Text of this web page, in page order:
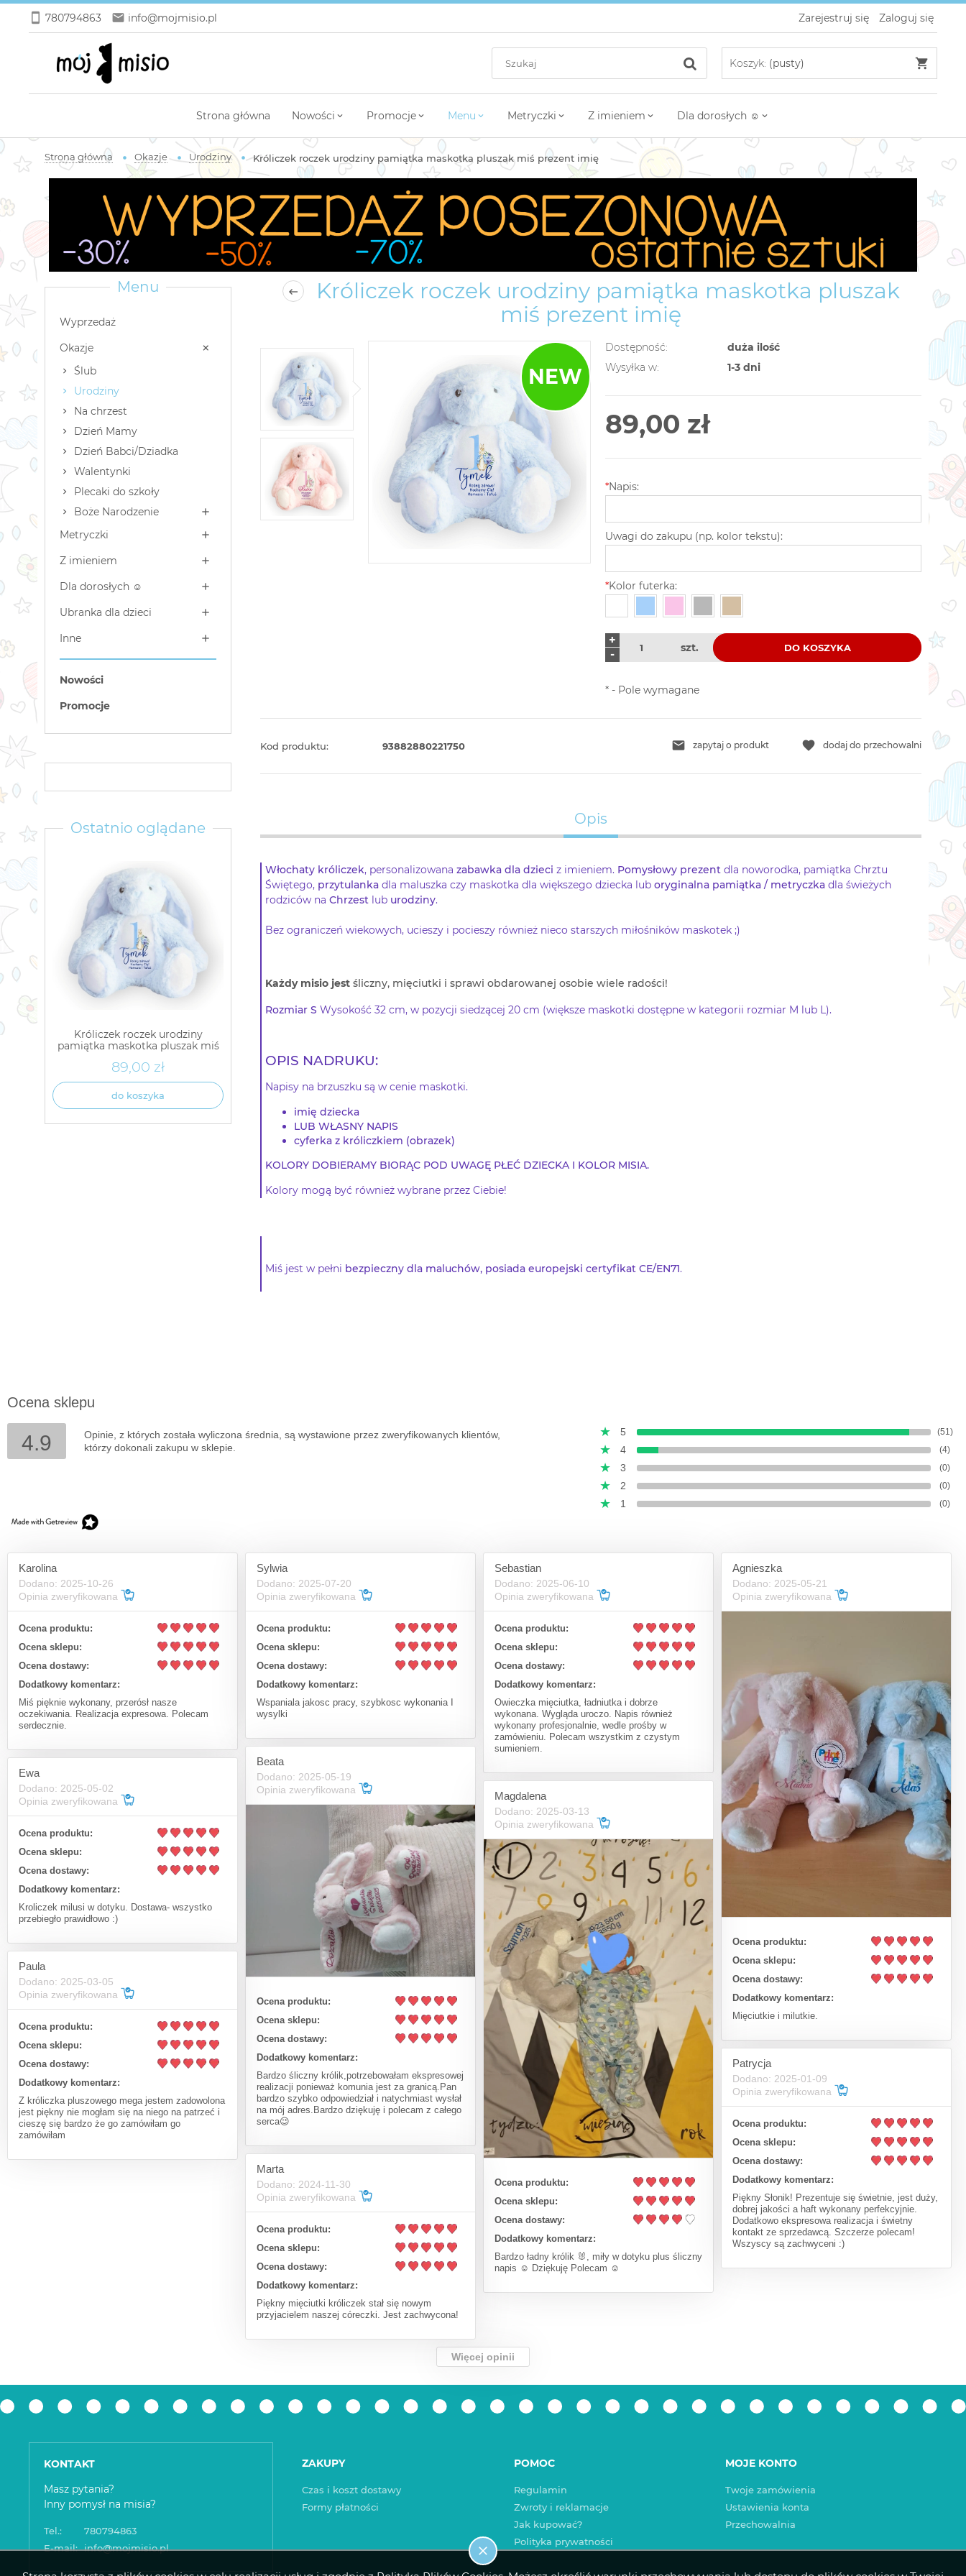
780794863 info@mojmisio.pl Zarejestruj się Zaloguj się
Koszyk: (pusty)
Strona główna Nowości Promocje Menu Metryczki Z imieniem Dla dorosłych ☺
Strona główna Okazje Urodziny Króliczek roczek urodziny pamiątka maskotka pluszak miś prezent imię
Menu
Wyprzedaż
Okazje
Ślub
Urodziny
Na chrzest
Dzień Mamy
Dzień Babci/Dziadka
Walentynki
Plecaki do szkoły
Boże Narodzenie
Metryczki
Z imieniem
Dla dorosłych ☺
Ubranka dla dzieci
Inne
Nowości
Promocje
Ostatnio oglądane
Króliczek roczek urodziny
pamiątka maskotka pluszak miś
89,00 zł
do koszyka
Króliczek roczek urodziny pamiątka maskotka pluszak
miś prezent imię
Dostępność:
duża ilość
Wysyłka w:
1-3 dni
89,00 zł
*Napis:
Uwagi do zakupu (np. kolor tekstu):
*Kolor futerka:
-
+
szt. DO KOSZYKA
* - Pole wymagane
Kod produktu: 93882880221750 zapytaj o produkt dodaj do przechowalni
Opis
Włochaty króliczek, personalizowana zabawka dla dzieci z imieniem. Pomysłowy prezent dla noworodka, pamiątka Chrztu
Świętego, przytulanka dla maluszka czy maskotka dla większego dziecka lub oryginalna pamiątka / metryczka dla świeżych
rodziców na Chrzest lub urodziny.
Bez ograniczeń wiekowych, ucieszy i pocieszy również nieco starszych miłośników maskotek ;)
Każdy misio jest śliczny, mięciutki i sprawi obdarowanej osobie wiele radości!
Rozmiar S Wysokość 32 cm, w pozycji siedzącej 20 cm (większe maskotki dostępne w kategorii rozmiar M lub L).
OPIS NADRUKU:
Napisy na brzuszku są w cenie maskotki.
imię dziecka
LUB WŁASNY NAPIS
cyferka z króliczkiem (obrazek)
KOLORY DOBIERAMY BIORĄC POD UWAGĘ PŁEĆ DZIECKA I KOLOR MISIA.
Kolory mogą być również wybrane przez Ciebie!
Miś jest w pełni bezpieczny dla maluchów, posiada europejski certyfikat CE/EN71.
Ocena sklepu
4.9
Opinie, z których została wyliczona średnia, są wystawione przez zweryfikowanych klientów,
którzy dokonali zakupu w sklepie.
5 (51)
4 (4)
3 (0)
2 (0)
1 (0)
Karolina
Dodano: 2025-10-26
Opinia zweryfikowana
Ocena produktu:
Ocena sklepu:
Ocena dostawy:
Dodatkowy komentarz:
Miś pięknie wykonany, przerósł nasze
oczekiwania. Realizacja expresowa. Polecam
serdecznie.
Sylwia
Dodano: 2025-07-20
Opinia zweryfikowana
Ocena produktu:
Ocena sklepu:
Ocena dostawy:
Dodatkowy komentarz:
Wspaniala jakosc pracy, szybkosc wykonania I
wysylki
Sebastian
Dodano: 2025-06-10
Opinia zweryfikowana
Ocena produktu:
Ocena sklepu:
Ocena dostawy:
Dodatkowy komentarz:
Owieczka mięciutka, ładniutka i dobrze
wykonana. Wygląda uroczo. Napis również
wykonany profesjonalnie, wedle prośby w
zamówieniu. Polecam wszystkim z czystym
sumieniem.
Agnieszka
Dodano: 2025-05-21
Opinia zweryfikowana
Ocena produktu:
Ocena sklepu:
Ocena dostawy:
Dodatkowy komentarz:
Mięciutkie i milutkie.
Beata
Dodano: 2025-05-19
Opinia zweryfikowana
Ocena produktu:
Ocena sklepu:
Ocena dostawy:
Dodatkowy komentarz:
Bardzo śliczny królik,potrzebowałam ekspresowej
realizacji ponieważ komunia jest za granicą.Pan
bardzo szybko odpowiedział i natychmiast wysłał
na mój adres.Bardzo dziękuję i polecam z całego
serca😉
Ewa
Dodano: 2025-05-02
Opinia zweryfikowana
Ocena produktu:
Ocena sklepu:
Ocena dostawy:
Dodatkowy komentarz:
Kroliczek milusi w dotyku. Dostawa- wszystko
przebiegło prawidłowo :)
Magdalena
Dodano: 2025-03-13
Opinia zweryfikowana
Ocena produktu:
Ocena sklepu:
Ocena dostawy:
Dodatkowy komentarz:
Bardzo ładny królik 🐰, miły w dotyku plus śliczny
napis ☺️ Dziękuję Polecam ☺️
Paula
Dodano: 2025-03-05
Opinia zweryfikowana
Ocena produktu:
Ocena sklepu:
Ocena dostawy:
Dodatkowy komentarz:
Z króliczka pluszowego mega jestem zadowolona
jest piękny nie mogłam się na niego na patrzeć i
cieszę się bardzo że go zamówiłam go
zamówiłam
Patrycja
Dodano: 2025-01-09
Opinia zweryfikowana
Ocena produktu:
Ocena sklepu:
Ocena dostawy:
Dodatkowy komentarz:
Piękny Słonik! Prezentuje się świetnie, jest duży,
dobrej jakości a haft wykonany perfekcyjnie.
Dodatkowo ekspresowa realizacja i świetny
kontakt ze sprzedawcą. Szczerze polecam!
Wszyscy są zachwyceni :)
Marta
Dodano: 2024-11-30
Opinia zweryfikowana
Ocena produktu:
Ocena sklepu:
Ocena dostawy:
Dodatkowy komentarz:
Piękny mięciutki króliczek stał się nowym
przyjacielem naszej córeczki. Jest zachwycona!
Więcej opinii
ZAKUPY
Czas i koszt dostawy
Formy płatności
POMOC
Regulamin
Zwroty i reklamacje
Jak kupować?
Polityka prywatności
MOJE KONTO
Twoje zamówienia
Ustawienia konta
Przechowalnia
KONTAKT
Masz pytania?
Inny pomysł na misia?
Tel.:
780794863
E-mail: info@mojmisio.pl